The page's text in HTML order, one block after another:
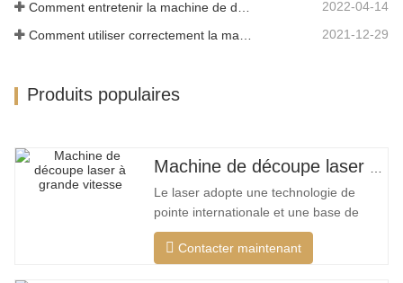
2022-04-14
Comment utiliser correctement la machine de découpe laser? 2021-12-29
Produits populaires
Machine de découpe laser à grand encerclement à grande vitesse
Le laser adopte une technologie de
pointe internationale et une base de
données de processus de découpe
unique, qui peut effectuer différentes
Contacter maintenant